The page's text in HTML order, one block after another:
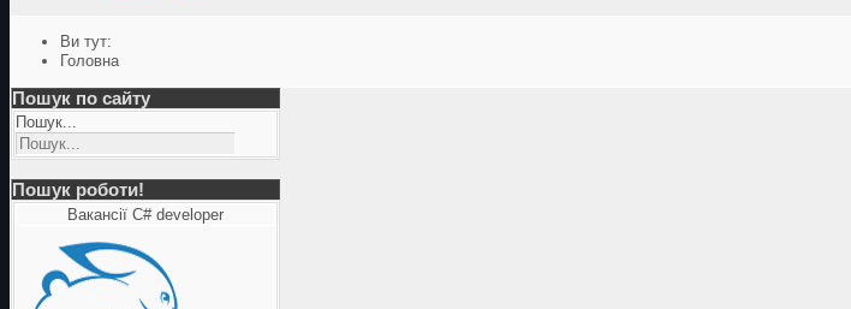
Ви тут:
Головна
Пошук по сайту
Пошук...
Пошук роботи!
Вакансії C# developer